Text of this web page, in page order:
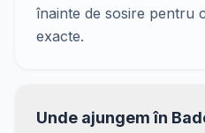
înainte de sosire pentru
exacte.
Unde ajungem în